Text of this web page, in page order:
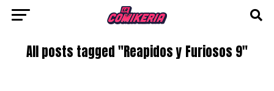
All posts tagged "Reapidos y Furiosos 9"